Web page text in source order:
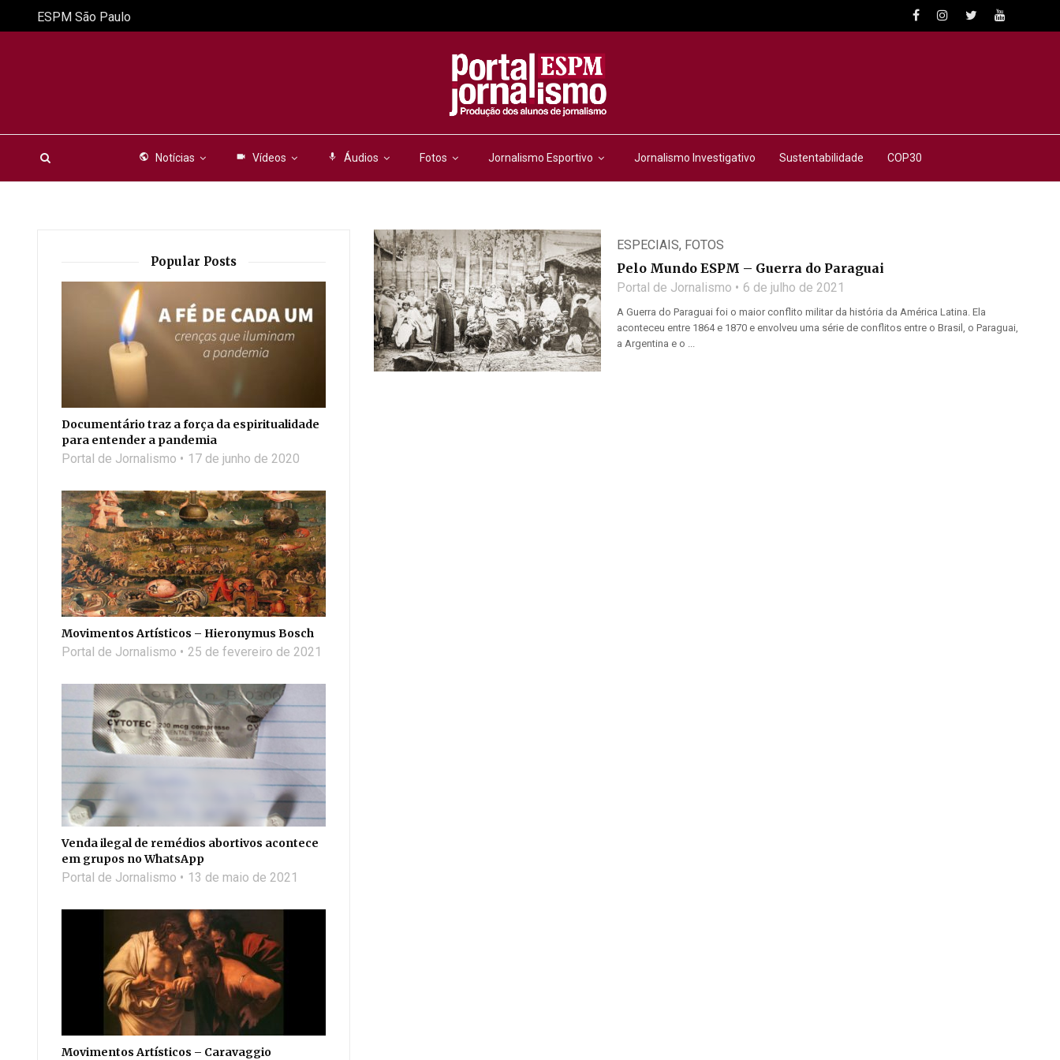
public Notícias videocam Vídeos mic Áudios Fotos Jornalismo Esportivo Jornalismo Investigativo Sustentabilidade COP30
ESPM São Paulo
ESPECIAIS, FOTOS
Pelo Mundo ESPM – Guerra do Paraguai
Portal de Jornalismo 6 de julho de 2021
A Guerra do Paraguai foi o maior conflito militar da história da América Latina. Ela
aconteceu entre 1864 e 1870 e envolveu uma série de conflitos entre o Brasil, o Paraguai,
a Argentina e o ...
Popular Posts
Documentário traz a força da espiritualidade
para entender a pandemia
Portal de Jornalismo 17 de junho de 2020
Movimentos Artísticos – Hieronymus Bosch
Portal de Jornalismo 25 de fevereiro de 2021
Venda ilegal de remédios abortivos acontece
em grupos no WhatsApp
Portal de Jornalismo 13 de maio de 2021
Movimentos Artísticos – Caravaggio